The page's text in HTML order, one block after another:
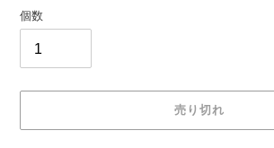
常
価
格
税
込
送
個数
売り切れ